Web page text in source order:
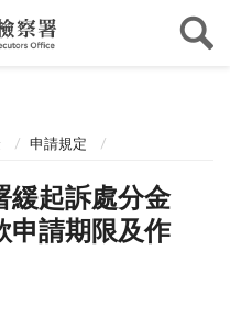
申請規定
緩起訴處分金
申請期限及作